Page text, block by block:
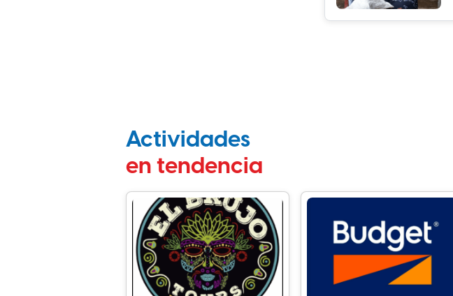
Actividades
en tendencia